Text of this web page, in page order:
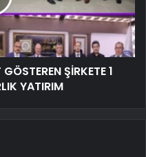
ŞİRKETE 1
YATIRIM